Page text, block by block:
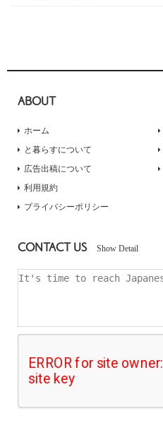
ABOUT
ホーム
と暮らすについて
広告出稿について
利用規約
プライバシーポリシー
CONTACT US Show Detail